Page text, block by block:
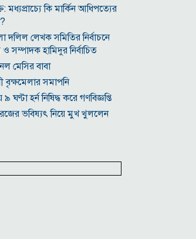
মধ্যপ্রাচ্যে কি মার্কিন আধিপত্যের
দলিল লেখক সমিতির নির্বাচনে
সম্পাদক হামিদুর নির্বাচিত
মেসির বাবা
বৃক্ষমেলার সমাপনি
হর্ন নিষিদ্ধ করে গণবিজ্ঞপ্তি
ভবিষ্যৎ নিয়ে মুখ খুললেন
অভিযোগে চাপে ফিফা